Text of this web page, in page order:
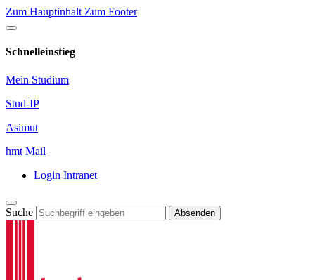
Zum Hauptinhalt Zum Footer
Schnelleinstieg
Mein Studium
Stud-IP
Asimut
hmt Mail
Login Intranet
Suche Absenden